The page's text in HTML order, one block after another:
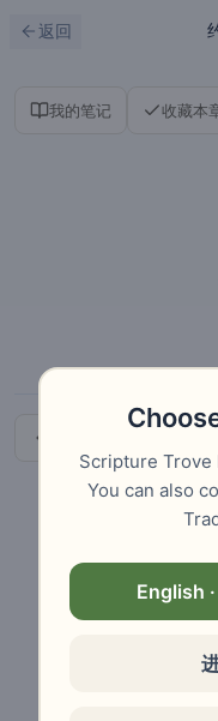
返回
我的笔记 收藏本
Scripture Trove
You can also
English